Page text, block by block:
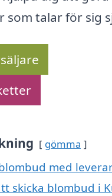
som talar för sig
gömma
med
skicka blombud i